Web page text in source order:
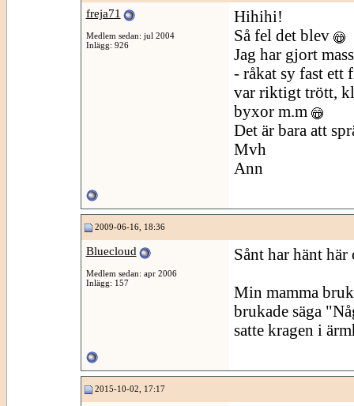
freja71
Medlem sedan: jul 2004
Inlägg: 926
Hihihi!
Så fel det blev
Jag har gjort
- råkat sy fast ett
var riktigt trött,
byxor m.m
Det är bara att
Mvh
Ann
2009-06-16, 18:36
Bluecloud
Medlem sedan: apr 2006
Inlägg: 157
Sånt har hänt här
Min mamma
brukade säga
satte kragen i
2015-10-02, 17:17